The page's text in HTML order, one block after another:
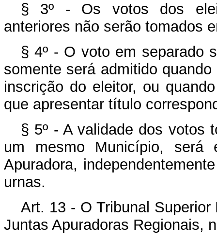
§ 3º - Os votos dos
anteriores não serão tomados
§ 4º - O voto em separado
somente será admitido
inscrição do eleitor, ou
que apresentar título
§ 5º - A validade dos votos
um mesmo Município, será
Apuradora,
urnas.
Art. 13 - O Tribunal
Juntas Apuradoras Regionais,